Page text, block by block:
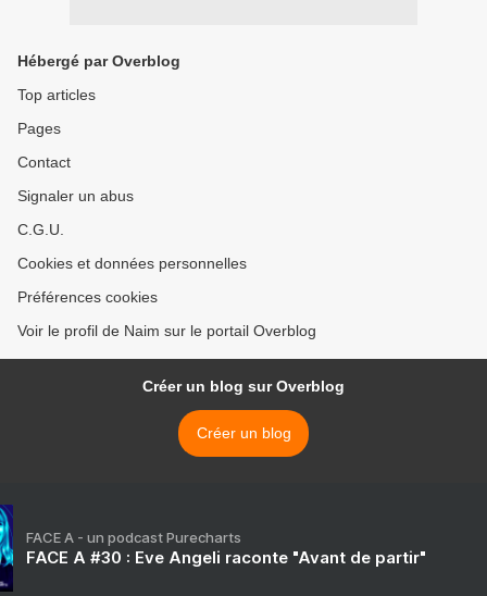
Hébergé par Overblog
Top articles
Pages
Contact
Signaler un abus
C.G.U.
Cookies et données personnelles
Préférences cookies
Voir le profil de Naim sur le portail Overblog
Créer un blog sur Overblog
Créer un blog
FACE A - un podcast Purecharts
FACE A #30 : Eve Angeli raconte "Avant de partir"